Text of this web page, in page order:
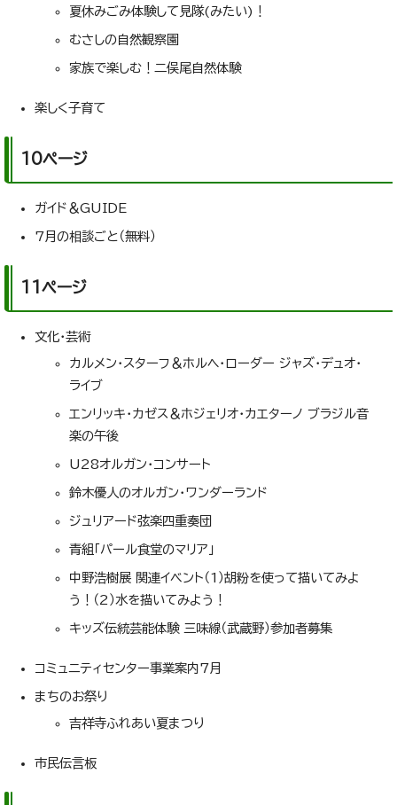
夏休みごみ体験して見隊(みたい)！
むさしの自然観察園
家族で楽しむ！二俣尾自然体験
楽しく子育て
10ページ
ガイド＆GUIDE
7月の相談ごと（無料）
11ページ
文化・芸術
カルメン・スターフ＆ホルヘ・ローダー ジャズ・デュオ・
ライブ
エンリッキ・カゼス＆ホジェリオ・カエターノ ブラジル音
楽の午後
U28オルガン・コンサート
鈴木優人のオルガン・ワンダーランド
ジュリアード弦楽四重奏団
青組「パール食堂のマリア」
中野浩樹展 関連イベント（1）胡粉を使って描いてみよ
う！（2）水を描いてみよう！
キッズ伝統芸能体験 三味線（武蔵野）参加者募集
コミュニティセンター事業案内7月
まちのお祭り
吉祥寺ふれあい夏まつり
市民伝言板